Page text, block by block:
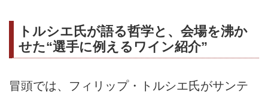
トルシエ氏が語る哲学と、会場を沸か
せた“選手に例えるワイン紹介”
冒頭では、フィリップ・トルシエ氏がサンテ